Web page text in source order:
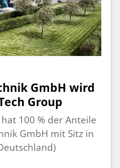
GmbH wird
Group
100 % der Anteile
GmbH mit Sitz in